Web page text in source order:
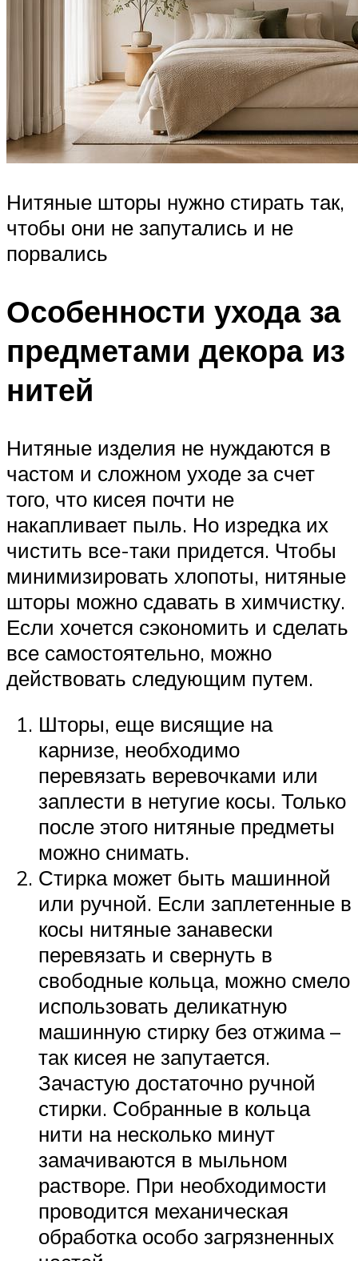
Нитяные шторы нужно стирать так,
чтобы они не запутались и не
порвались
Особенности ухода за
предметами декора из
нитей
Нитяные изделия не нуждаются в
частом и сложном уходе за счет
того, что кисея почти не
накапливает пыль. Но изредка их
чистить все-таки придется. Чтобы
минимизировать хлопоты, нитяные
шторы можно сдавать в химчистку.
Если хочется сэкономить и сделать
все самостоятельно, можно
действовать следующим путем.
Шторы, еще висящие на
карнизе, необходимо
перевязать веревочками или
заплести в нетугие косы. Только
после этого нитяные предметы
можно снимать.
Стирка может быть машинной
или ручной. Если заплетенные в
косы нитяные занавески
перевязать и свернуть в
свободные кольца, можно смело
использовать деликатную
машинную стирку без отжима –
так кисея не запутается.
Зачастую достаточно ручной
стирки. Собранные в кольца
нити на несколько минут
замачиваются в мыльном
растворе. При необходимости
проводится механическая
обработка особо загрязненных